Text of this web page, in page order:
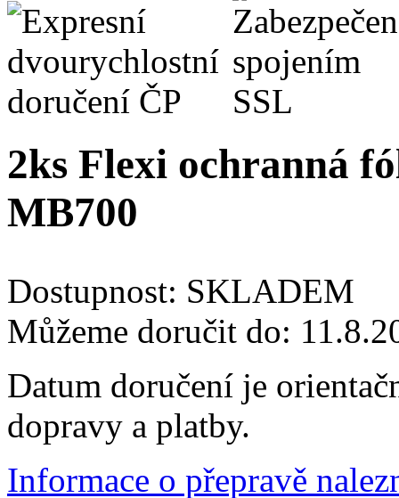
2ks Flexi ochranná
MB700
Dostupnost: SKLADEM
Můžeme doručit do:
Datum doručení je
dopravy a platby.
Informace o přepravě